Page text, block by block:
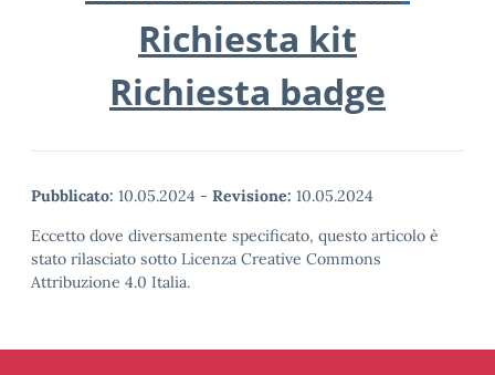
Richiesta kit
Richiesta badge
Pubblicato: 10.05.2024 - Revisione: 10.05.2024
Eccetto dove diversamente specificato, questo articolo è
stato rilasciato sotto Licenza Creative Commons
Attribuzione 4.0 Italia.